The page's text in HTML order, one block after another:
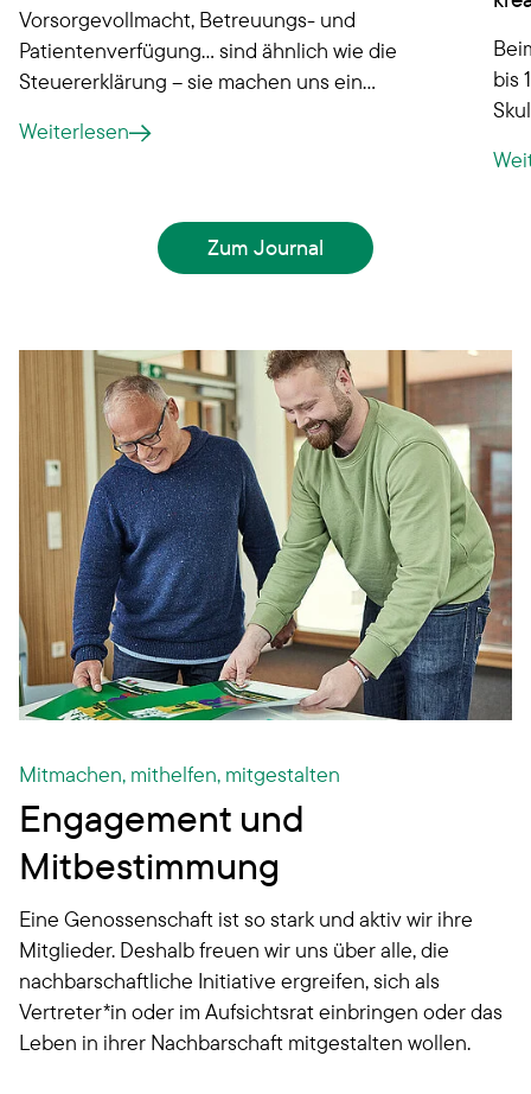
Vorsorgevollmacht, Betreuungs- und
Patientenverfügung… sind ähnlich wie die
Steuererklärung – sie machen uns ein
dass es sinnvoll ist, sich darum zu kümmern.
Weiterlesen
bis
Zum Journal
Mitmachen, mithelfen, mitgestalten
Engagement und
Mitbestimmung
Eine Genossenschaft ist so stark und aktiv wir ihre
Mitglieder. Deshalb freuen wir uns über alle, die
nachbarschaftliche Initiative ergreifen, sich als
Vertreter*in oder im Aufsichtsrat einbringen oder das
Leben in ihrer Nachbarschaft mitgestalten wollen.